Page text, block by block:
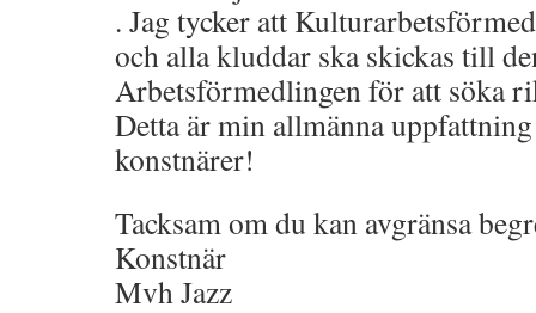
. Jag tycker att
och alla kluddar ska skickas till
Arbetsförmedlingen för att söka
Detta är min allmänna
konstnärer!
Tacksam om du kan avgränsa
Konstnär
Mvh Jazz